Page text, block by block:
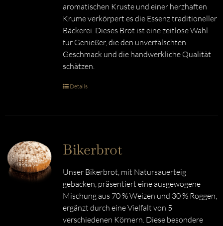
aromatischen Kruste und einer herzhaften
Krume verkörpert es die Essenz traditioneller
Bäckerei. Dieses Brot ist eine zeitlose Wahl
für Genießer, die den unverfälschten
Geschmack und die handwerkliche Qualität
schätzen.
Details
Bikerbrot
Unser Bikerbrot, mit Natursauerteig
gebacken, präsentiert eine ausgewogene
Mischung aus 70 % Weizen und 30 % Roggen,
ergänzt durch eine Vielfalt von 5
verschiedenen Körnern. Diese besondere